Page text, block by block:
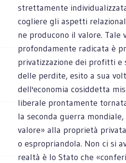
strettamente
cogliere gli aspetti
ne producono il valore. Tale
profondamente radicata è
privatizzazione dei profitti e
delle perdite, esito a sua
dell'economia cosiddetta
liberale prontamente
la seconda guerra
valore» alla proprietà
o espropriandola. Non ci si
realtà è lo Stato che